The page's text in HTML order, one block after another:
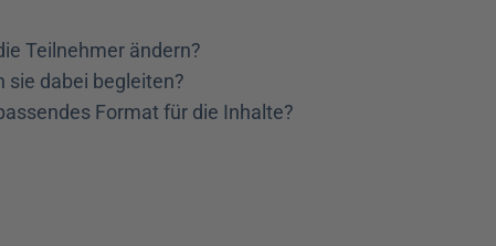
Teilnehmer ändern?
sie dabei begleiten?
Format für die Inhalte?